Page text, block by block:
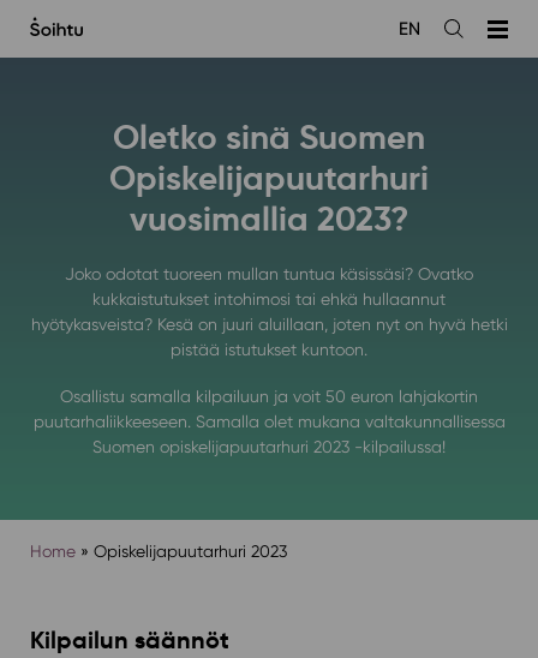
sisältöön
Avaa
EN
Home» Opiskelijapuutarhuri 2023
Oletko sinä Suomen
Opiskelijapuutarhuri
vuosimallia 2023?
Joko odotat tuoreen mullan tuntua käsissäsi? Ovatko
kukkaistutukset intohimosi tai ehkä hullaannut
hyötykasveista? Kesä on juuri aluillaan, joten nyt on hyvä hetki
pistää istutukset kuntoon.
Osallistu samalla kilpailuun ja voit 50 euron lahjakortin
puutarhaliikkeeseen. Samalla olet mukana valtakunnallisessa
Suomen opiskelijapuutarhuri 2023 -kilpailussa!
Kilpailun säännöt